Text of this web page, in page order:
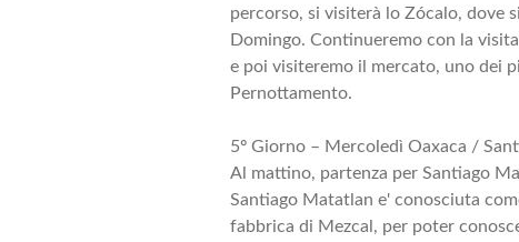
percorso, si visiterà lo Zócalo, dove
Domingo. Continueremo con la
e poi visiteremo il mercato, uno dei
Pernottamento.
5º Giorno – Mercoledì Oaxaca /
Al mattino, partenza per Santiago
Santiago Matatlan e' conosciuta
fabbrica di Mezcal, per poter